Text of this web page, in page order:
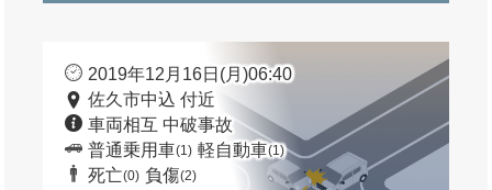
2019年12月16日(月)06:40
佐久市中込 付近
車両相互 中破事故
普通乗用車(1) 軽自動車(1)
死亡(0) 負傷(2)